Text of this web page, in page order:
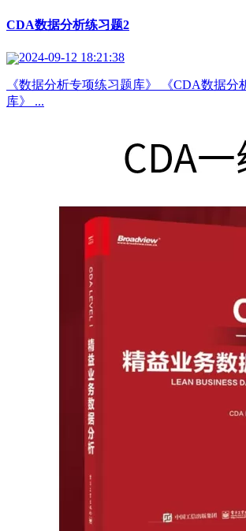
CDA数据分析练习题2
2024-09-12 18:21:38
《数据分析专项练习题库》 《CDA数据分
库》 ...